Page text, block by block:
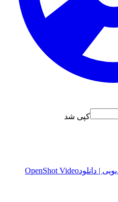
کپی شد
| دانلودOpenShot Video